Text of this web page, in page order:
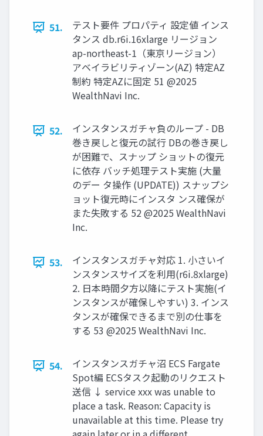
51.
テスト要件 プロパティ 設定値 インス
タンス db.r6i.16xlarge リージョン
ap-northeast-1（東京リージョン）
アベイラビリティゾーン(AZ) 特定AZ
制約 特定AZに固定 51 @2025
WealthNavi Inc.
52.
インスタンスガチャ負のループ - DB
巻き戻しと復元の試⾏ DBの巻き戻し
が困難で、スナップ ショットの復元
に依存 バッチ処理テスト実施 (⼤量
のデー タ操作 (UPDATE)) スナップシ
ョット復元時にインスタ ンス確保が
また失敗する 52 @2025 WealthNavi
Inc.
53.
インスタンスガチャ対応 1. ⼩さいイ
ンスタンスサイズを利⽤(r6i.8xlarge)
2. ⽇本時間⼣⽅以降にテスト実施(イ
ンスタンスが確保しやすい) 3. インス
タンスが確保できるまで別の仕事を
する 53 @2025 WealthNavi Inc.
54.
インスタンスガチャ沼 ECS Fargate
Spot編 ECSタスク起動のリクエスト
送信 ↓ service xxx was unable to
place a task. Reason: Capacity is
unavailable at this time. Please try